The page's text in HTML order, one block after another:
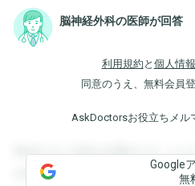
脳神経外科の医師が回答
利用規約 と 個人情
同意のうえ、無料会員
AskDoctorsお役立ちメル
登録すると回答を閲覧すること
を閲覧することができます。登
Google
無